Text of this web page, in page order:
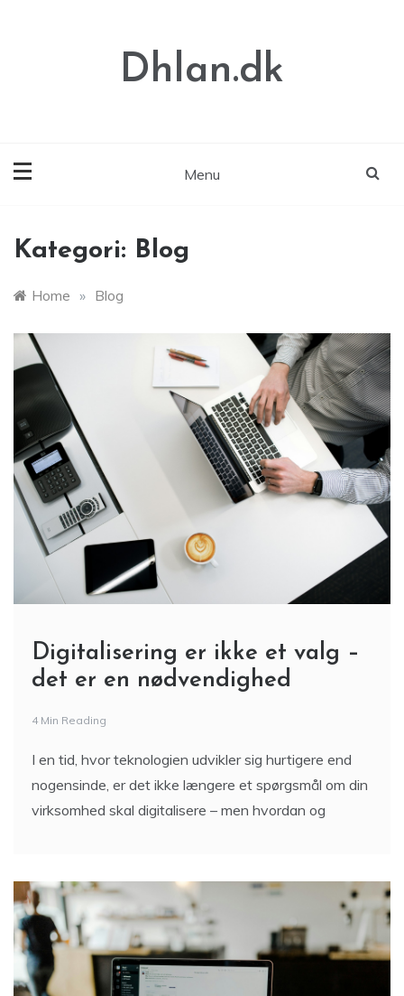
Dhlan.dk
Menu
Kategori: Blog
Home » Blog
Digitalisering er ikke et valg –
det er en nødvendighed
4 Min Reading
I en tid, hvor teknologien udvikler sig hurtigere end
nogensinde, er det ikke længere et spørgsmål om din
virksomhed skal digitalisere – men hvordan og